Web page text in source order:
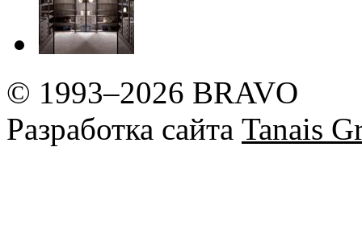
© 1993–2026 BRAVO
Разработка сайта Tanais